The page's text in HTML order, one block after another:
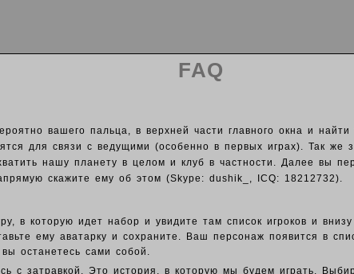
FAQ
вашего пальца, в верхней части главного окна и
для связи с ведущими (особенно в первых играх). Так
нашу планету в целом и клуб в частности. Далее вы
скажите ему об этом (Skype: dushik_, ICQ: 18212732).
в которую идет набор и увидите там список игроков и
ему аватарку и сохраните. Ваш персонаж появится в
останетесь сами собой.
с затравкой. Это история, в которую мы будем играть.